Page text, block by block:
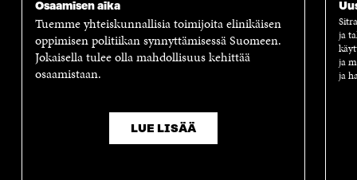
Osaamisen aika
Tuemme yhteiskunnallisia toimijoita elinikäisen
oppimisen politiikan synnyttämisessä Suomeen.
Jokaisella tulee olla mahdollisuus kehittää
osaamistaan.
LUE LISÄÄ
ja
ja
ja